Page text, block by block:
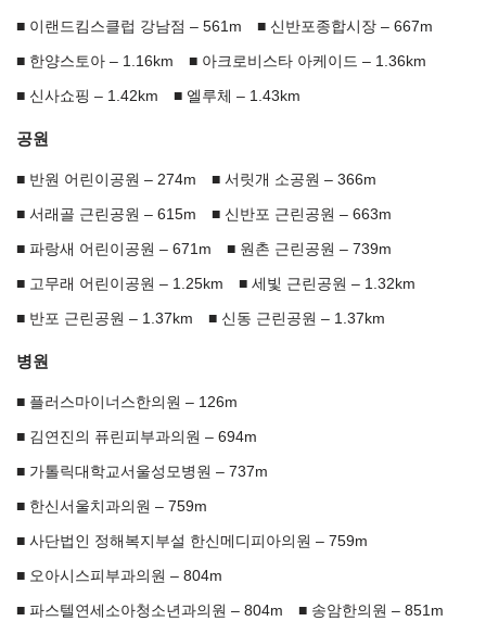
이랜드킴스클럽 강남점 – 561m 신반포종합시장 – 667m
한양스토아 – 1.16km 아크로비스타 아케이드 – 1.36km
신사쇼핑 – 1.42km 엘루체 – 1.43km
공원
반원 어린이공원 – 274m 서릿개 소공원 – 366m
서래골 근린공원 – 615m 신반포 근린공원 – 663m
파랑새 어린이공원 – 671m 원촌 근린공원 – 739m
고무래 어린이공원 – 1.25km 세빛 근린공원 – 1.32km
반포 근린공원 – 1.37km 신동 근린공원 – 1.37km
병원
플러스마이너스한의원 – 126m
김연진의 퓨린피부과의원 – 694m
가톨릭대학교서울성모병원 – 737m
한신서울치과의원 – 759m
사단법인 정해복지부설 한신메디피아의원 – 759m
오아시스피부과의원 – 804m
파스텔연세소아청소년과의원 – 804m 송암한의원 – 851m